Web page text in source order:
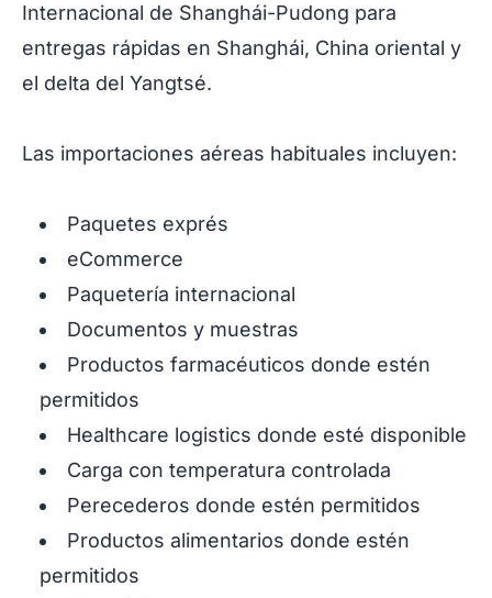
Internacional de Shanghái-Pudong para
entregas rápidas en Shanghái, China oriental y
el delta del Yangtsé.
Las importaciones aéreas habituales incluyen:
Paquetes exprés
eCommerce
Paquetería internacional
Documentos y muestras
Productos farmacéuticos donde estén
permitidos
Healthcare logistics donde esté disponible
Carga con temperatura controlada
Perecederos donde estén permitidos
Productos alimentarios donde estén
permitidos